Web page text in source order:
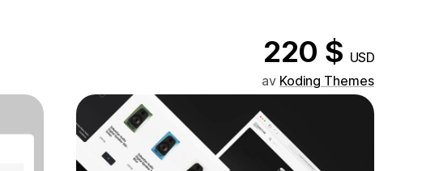
220 $ USD
av Koding Themes